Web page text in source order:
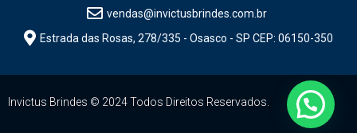
vendas@invictusbrindes.com.br
Estrada das Rosas, 278/335 - Osasco - SP CEP: 06150-350
Invictus Brindes © 2024 Todos Direitos Reservados.